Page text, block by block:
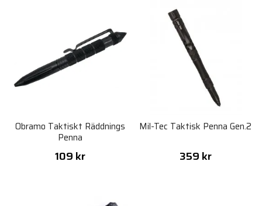
Obramo Taktiskt Räddnings
Penna
109 kr
Mil-Tec Taktisk Penna Gen.2
359 kr